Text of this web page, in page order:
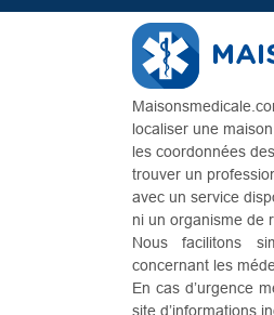
localiser une
les coordonnées
trouver un
avec un service
ni un organisme de
Nous facilitons
concernant les
En cas d’urgence
site d’informations